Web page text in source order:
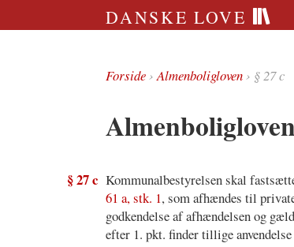
DANSKE LOVE
Forside›Almenboligloven› § 27 c
§ 27 c Kommunalbestyrelsen skal
61 a, stk. 1, som afhændes til
godkendelse af afhændelsen og
efter 1. pkt. finder tillige